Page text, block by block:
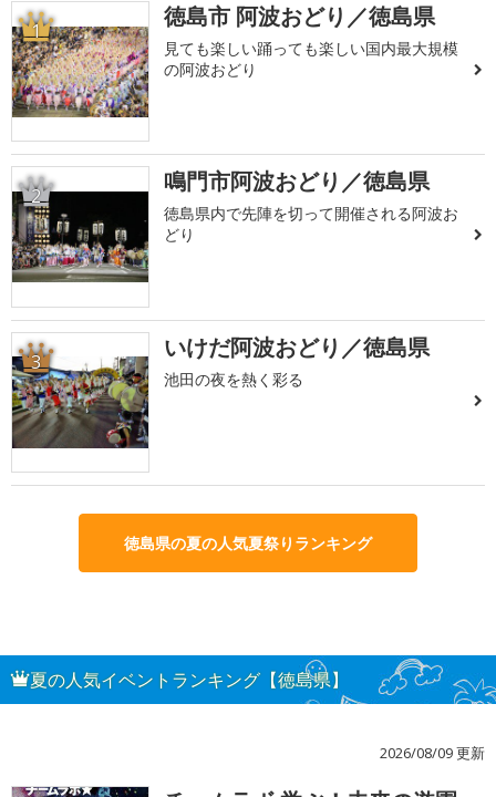
1 徳島市 阿波おどり／徳島県
見ても楽しい踊っても楽しい国内最大規模
の阿波おどり
2 鳴門市阿波おどり／徳島県
徳島県内で先陣を切って開催される阿波お
どり
3 いけだ阿波おどり／徳島県
池田の夜を熱く彩る
徳島県の夏の人気夏祭りランキング
夏の人気イベントランキング【徳島県】
2026/08/09 更新